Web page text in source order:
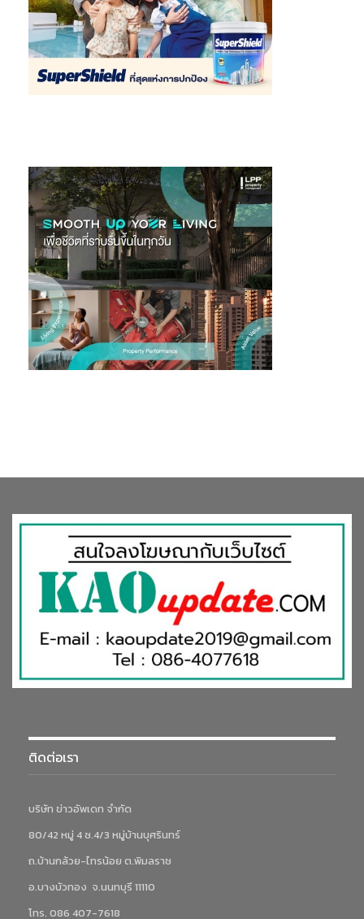
ติดต่อเรา
บริษัท ข่าวอัพเดท จำกัด
80/42 หมู่ 4 ซ.4/3 หมู่บ้านบุศรินทร์
ถ.บ้านกล้วย-ไทรน้อย ต.พิมลราช
อ.บางบัวทอง จ.นนทบุรี 11110
โทร. 086 407-7618